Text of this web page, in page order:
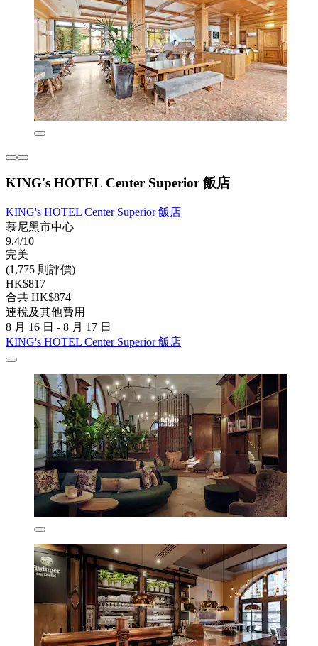
KING's HOTEL Center Superior 飯店
KING's HOTEL Center Superior 飯店
慕尼黑市中心
9.4/10
完美
(1,775 則評價)
HK$817
合共 HK$874
連稅及其他費用
8 月 16 日 - 8 月 17 日
KING's HOTEL Center Superior 飯店